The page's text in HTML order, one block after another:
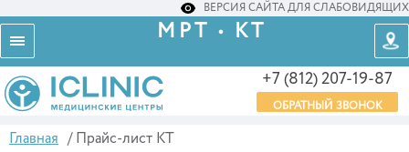
ВЕРСИЯ САЙТА ДЛЯ СЛАБОВИДЯЩИХ
МРТ • КТ
+7 (812) 207-19-87
ОБРАТНЫЙ ЗВОНОК
Главная / Прайс-лист КТ